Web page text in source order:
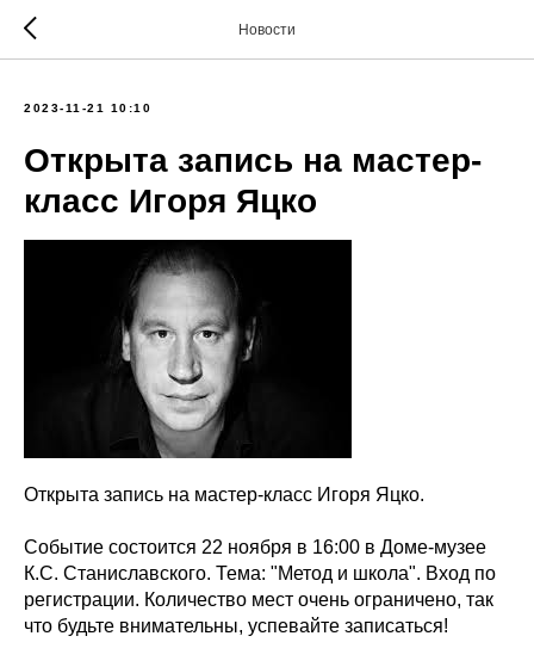
Новости
2023-11-21 10:10
Открыта запись на мастер-
класс Игоря Яцко
Открыта запись на мастер-класс Игоря Яцко.
Событие состоится 22 ноября в 16:00 в Доме-музее
К.С. Станиславского. Тема: "Метод и школа". Вход по
регистрации. Количество мест очень ограничено, так
что будьте внимательны, успевайте записаться!